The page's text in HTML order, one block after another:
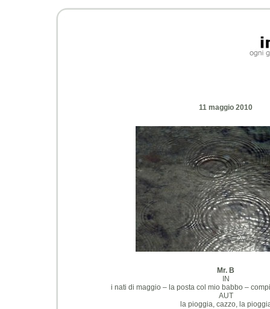
11 maggio 2010
Mr. B
IN
i nati di maggio – la posta col mio babbo –
AUT
la pioggia, cazzo, la